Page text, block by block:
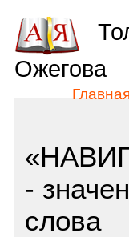
-
слова
Ожегова
Главная